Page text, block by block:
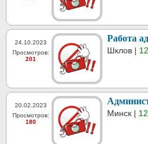
24.10.2023
Просмотров:
201
Работа
Шклов |
20.02.2023
Просмотров:
180
Минск |